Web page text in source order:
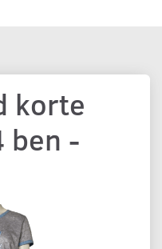
korte
-